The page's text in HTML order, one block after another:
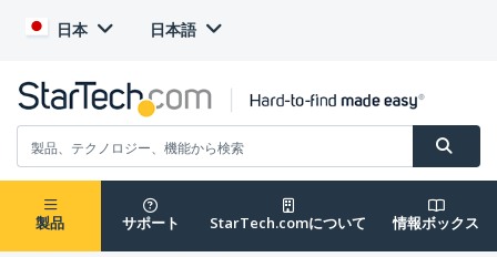
日本 日本語
製品 サポート StarTech.comについて 情報ボックス